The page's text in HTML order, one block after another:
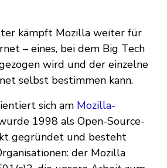
kämpft Mozilla weiter für
– eines, bei dem Big Tech
wird und der einzelne
selbst bestimmen kann.
sich am Mozilla-
1998 als Open-Source-
gegründet und besteht
der Mozilla